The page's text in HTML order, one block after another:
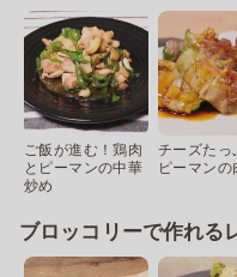
ご飯が進む！鶏肉
とピーマンの中華
炒め
チーズたっ
ピーマンの
ブロッコリーで作れる